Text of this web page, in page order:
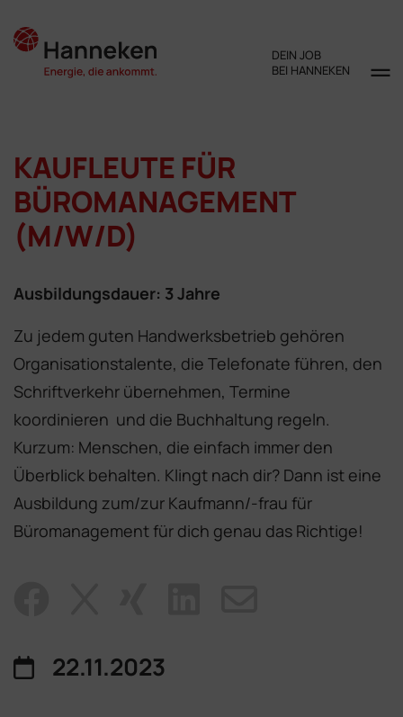
DEIN JOB
BEI HANNEKEN
KAUFLEUTE FÜR
BÜROMANAGEMENT
(M/W/D)
Ausbildungsdauer: 3 Jahre
Zu jedem guten Handwerksbetrieb gehören
Organisationstalente, die Telefonate führen, den
Schriftverkehr übernehmen, Termine
koordinieren und die Buchhaltung regeln.
Kurzum: Menschen, die einfach immer den
Überblick behalten. Klingt nach dir? Dann ist eine
Ausbildung zum/zur Kaufmann/-frau für
Büromanagement für dich genau das Richtige!
22.11.2023